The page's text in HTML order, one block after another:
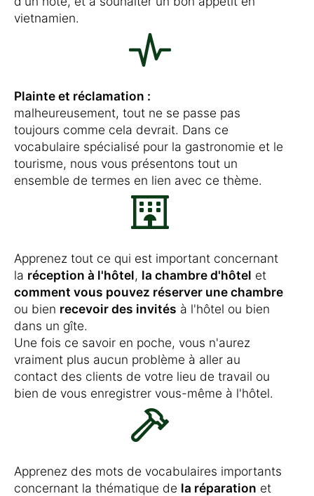
vietnamien.
Plainte et réclamation :
malheureusement, tout ne se passe pas
toujours comme cela devrait. Dans ce
vocabulaire spécialisé pour la gastronomie et le
tourisme, nous vous présentons tout un
ensemble de termes en lien avec ce thème.
Apprenez tout ce qui est important concernant
la réception à l'hôtel, la chambre d'hôtel et
comment vous pouvez réserver une chambre
ou bien recevoir des invités à l'hôtel ou bien
dans un gîte.
Une fois ce savoir en poche, vous n'aurez
vraiment plus aucun problème à aller au
contact des clients de votre lieu de travail ou
bien de vous enregistrer vous-même à l'hôtel.
Apprenez des mots de vocabulaires importants
concernant la thématique de la réparation et